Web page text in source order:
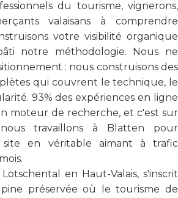
du tourisme, vignerons,
valaisans à comprendre
votre visibilité organique
notre méthodologie. Nous ne
: nous construisons des
qui couvrent le technique, le
93% des expériences en ligne
moteur de recherche, et c'est sur
travaillons à Blatten pour
site en véritable aimant à trafic
en Haut-Valais, s'inscrit
préservée où le tourisme de